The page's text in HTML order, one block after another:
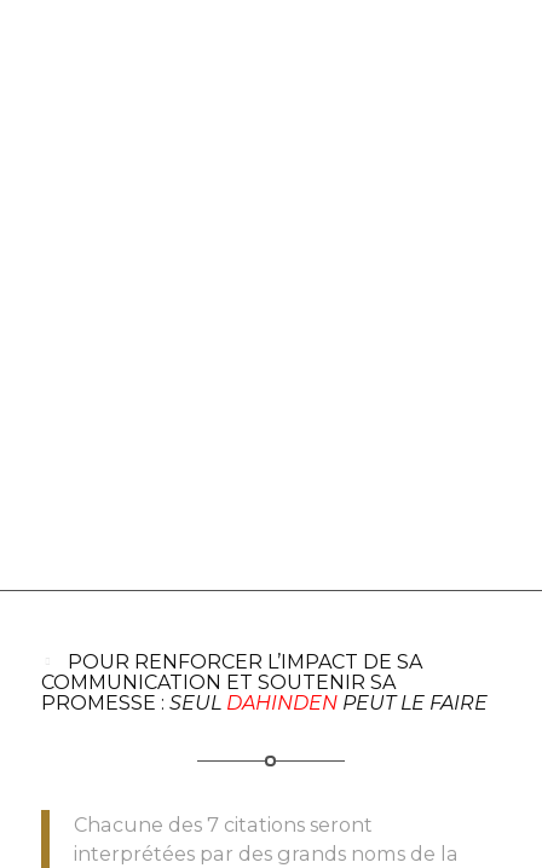
POUR RENFORCER L’IMPACT DE SA
COMMUNICATION ET SOUTENIR SA
PROMESSE : SEUL DAHINDENPEUT LE FAIRE
Chacune des 7 citations seront
interprétées par des grands noms de la